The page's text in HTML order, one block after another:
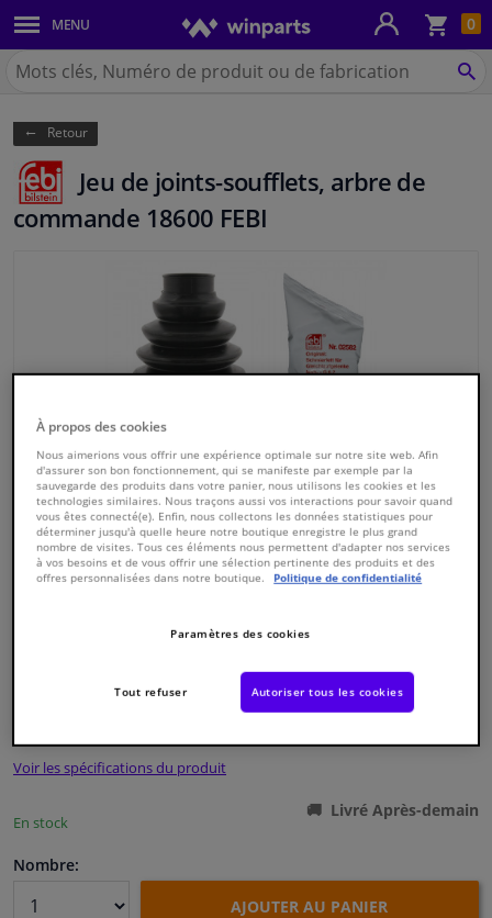
0
MENU
Carrosserie & tôles
Feux & ampoules
Freinage
Système d'échappement
Refroidissement & chauffage
Pièces moteur & accessoires
Filtres & liquides
Bagages & transport
Fenêtres & accessoires
Camping-car, moto & vélo
Promotions et réductions
Capteurs & électronique
Chercher
Winparts.be
Retour
Jeu de joints-soufflets, arbre de
commande 18600 FEBI
Numéro de produit d'origine:0123622
Voir les spécifications du produit
En stock
Livré Après-demain
Nombre:
AJOUTER AU PANIER
À propos des cookies
Nous aimerions vous offrir une expérience optimale sur notre site web. Afin
d'assurer son bon fonctionnement, qui se manifeste par exemple par la
sauvegarde des produits dans votre panier, nous utilisons les cookies et les
technologies similaires. Nous traçons aussi vos interactions pour savoir quand
vous êtes connecté(e). Enfin, nous collectons les données statistiques pour
déterminer jusqu'à quelle heure notre boutique enregistre le plus grand
nombre de visites. Tous ces éléments nous permettent d'adapter nos services
à vos besoins et de vous offrir une sélection pertinente des produits et des
offres personnalisées dans notre boutique.
Politique de confidentialité
Paramètres des cookies
Tout refuser Autoriser tous les cookies